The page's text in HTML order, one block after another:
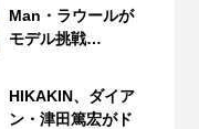
Man・ラウールが
モデル挑戦…
HIKAKIN、ダイア
ン・津田篤宏がド